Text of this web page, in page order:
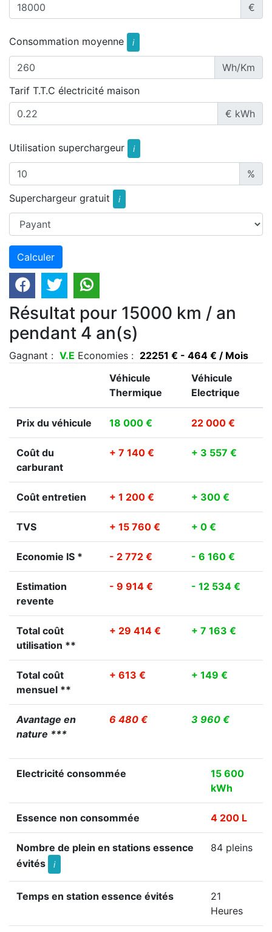
€
Consommation moyenne i
Wh/Km
Tarif T.T.C électricité maison
€ kWh
Utilisation superchargeur i
%
Superchargeur gratuit
i
Résultat pour 15000 km / an
pendant 4 an(s)
Gagnant : V.E Economies : 22251 € - 464 € / Mois
Véhicule
Thermique
Véhicule
Electrique
Prix du véhicule 18 000 € 22 000 €
Coût du
carburant
+ 7 140 € + 3 557 €
Coût entretien + 1 200 € + 300 €
TVS + 15 760 € + 0 €
Economie IS * - 2 772 € - 6 160 €
Estimation
revente
- 9 914 € - 12 534 €
Total coût
utilisation **
+ 29 414 € + 7 163 €
Total coût
mensuel **
+ 613 € + 149 €
Avantage en
nature ***
6 480 € 3 960 €
Electricité consommée
15 600
kWh
Essence non consommée 4 200 L
Nombre de plein en stations essence
évités
i
84 pleins
Temps en station essence évités
21
Heures